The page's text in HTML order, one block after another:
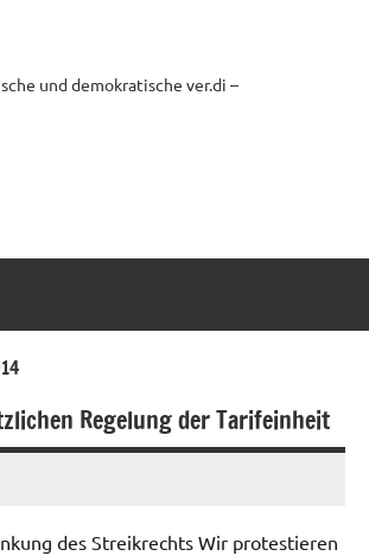
und demokratische ver.di –
Regelung der Tarifeinheit
des Streikrechts Wir protestieren